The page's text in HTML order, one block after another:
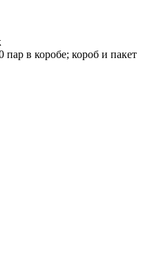
пар в коробе; короб и пакет